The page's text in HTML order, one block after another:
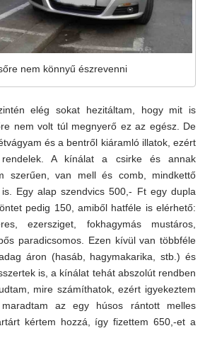
nem könnyű észrevenni
elég sokat hezitáltam, hogy mit is
nem volt túl megnyerő ez az egész. De
és a bentről kiáramló illatok, ezért
rendelek. A kínálat a csirke és annak
szerűen, van mell és comb, mindkettő
Egy alap szendvics 500,- Ft egy dupla
pedig 150, amiből hatféle is elérhető:
ezersziget, fokhagymás mustáros,
paradicsomos. Ezen kívül van többféle
áron (hasáb, hagymakarika, stb.) és
is, a kínálat tehát abszolút rendben
mire számíthatok, ezért igyekeztem
az egy húsos rántott melles
kértem hozzá, így fizettem 650,-et a